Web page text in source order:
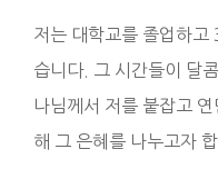
저는 대학교를 졸업하고
습니다. 그 시간들이 달
나님께서 저를 붙잡고
해 그 은혜를 나누고자